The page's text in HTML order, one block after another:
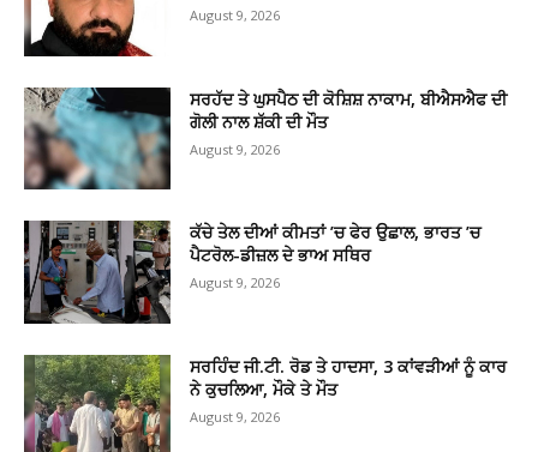
August 9, 2026
ਸਰਹੱਦ ਤੇ ਘੁਸਪੈਠ ਦੀ ਕੋਸ਼ਿਸ਼ ਨਾਕਾਮ, ਬੀਐਸਐਫ ਦੀ
ਗੋਲੀ ਨਾਲ ਸ਼ੱਕੀ ਦੀ ਮੌਤ
August 9, 2026
ਕੱਚੇ ਤੇਲ ਦੀਆਂ ਕੀਮਤਾਂ ’ਚ ਫੇਰ ਉਛਾਲ, ਭਾਰਤ ’ਚ
ਪੈਟਰੋਲ-ਡੀਜ਼ਲ ਦੇ ਭਾਅ ਸਥਿਰ
August 9, 2026
ਸਰਹਿੰਦ ਜੀ.ਟੀ. ਰੋਡ ਤੇ ਹਾਦਸਾ, 3 ਕਾਂਵੜੀਆਂ ਨੂੰ ਕਾਰ
ਨੇ ਕੁਚਲਿਆ, ਮੌਕੇ ਤੇ ਮੌਤ
August 9, 2026